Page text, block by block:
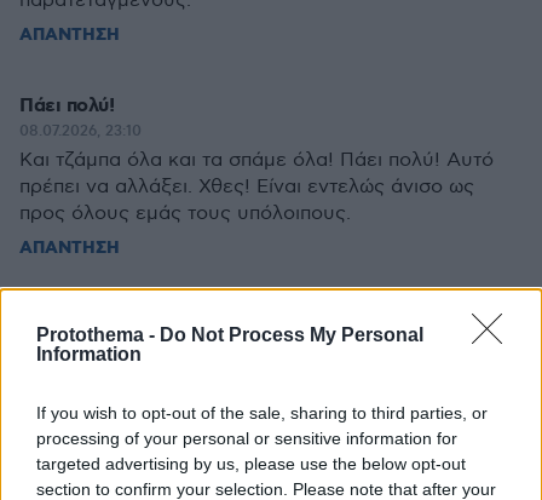
Protothema - Do Not Process My Personal
Information
If you wish to opt-out of the sale, sharing to third parties, or
processing of your personal or sensitive information for
targeted advertising by us, please use the below opt-out
section to confirm your selection. Please note that after your
ΑΠΑΝΤΗΣΗ
Πάει πολύ!
08.07.2026, 23:10
Και τζάμπα όλα και τα σπάμε όλα! Πάει πολύ! Αυτό
πρέπει να αλλάξει. Χθες! Είναι εντελώς άνισο ως
προς όλους εμάς τους υπόλοιπους.
ΑΠΑΝΤΗΣΗ
εκεί στη ΝΔ και στην κυβέρνηση, δεν ακούτε την
αγανάκτηση του κόσμου, αλλά ούτε και μεις θα σας
ακούσουμε στις εκλογές